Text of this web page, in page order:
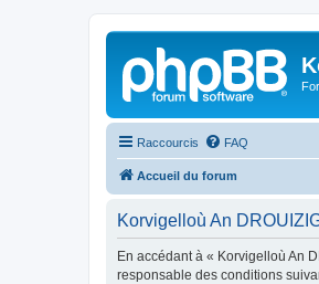
Raccourcis FAQ
Accueil du forum
Korvigelloù An
En accédant à « Korvigelloù An
responsable des conditions